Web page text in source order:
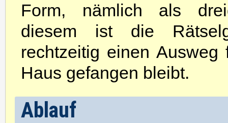
Form, nämlich als
diesem ist die
rechtzeitig einen
Haus gefangen bleibt.
Ablauf